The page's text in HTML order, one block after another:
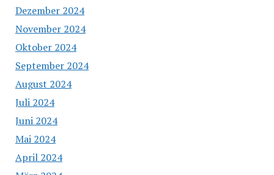
Dezember 2024
November 2024
Oktober 2024
September 2024
August 2024
Juli 2024
Juni 2024
Mai 2024
April 2024